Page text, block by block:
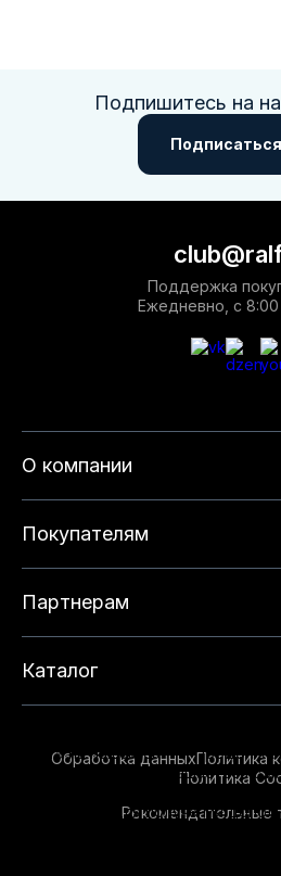
Подпишитесь на
Подписаться
О компании
Покупателям
Партнерам
Каталог
Поддержка
Ежедневно, с
Обработка данныхПолитика
Политика
Рекомендательные
опыта на нашем сайте.
данный сайт, вы соглашаетесь с
технологий. Для получения